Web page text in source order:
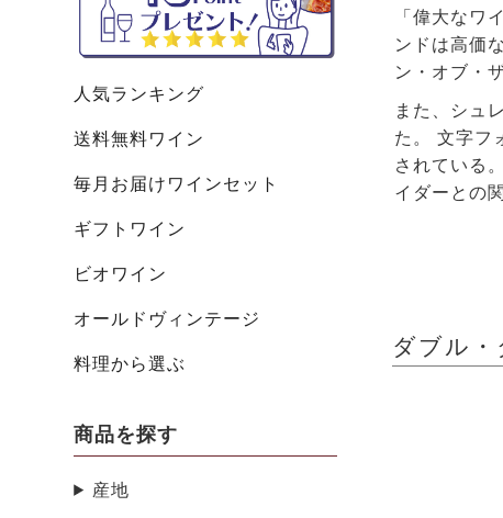
人気ランキング
送料無料ワイン
毎月お届けワインセット
ギフトワイン
ビオワイン
オールドヴィンテージ
料理から選ぶ
商品を探す
産地
「偉大なワ
ンドは高価
ン・オブ・
また、シュ
た。 文字フ
されている
イダーとの
ダブル